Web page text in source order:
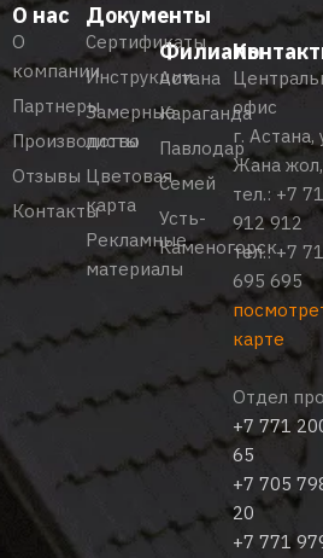
О нас
О
компании
Партнеры
Производство
Отзывы
Контакты
Документы
Сертификаты
Инструкции
Замерные
листы
Цветовая
карта
Рекламные
материалы
Филиалы
Астана
Караганда
Павлодар
Семей
Усть-
Каменогорск
офис
г. Астана,
Жана
тел.: +7
912 912
тел.:+7
695 695
карте
Отдел
+7 771
65
+7 705
20
+7 771